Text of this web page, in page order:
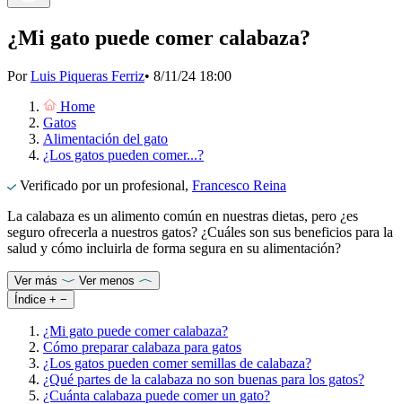
¿Mi gato puede comer calabaza?
PorLuis Piqueras Ferriz• 8/11/24 18:00
Home
Gatos
Alimentación del gato
¿Los gatos pueden comer...?
Verificado por un profesional, Francesco Reina
La calabaza es un alimento común en nuestras dietas, pero ¿es
seguro ofrecerla a nuestros gatos? ¿Cuáles son sus beneficios para la
salud y cómo incluirla de forma segura en su alimentación?
Ver más
Ver menos
Índice + −
¿Mi gato puede comer calabaza?
Cómo preparar calabaza para gatos
¿Los gatos pueden comer semillas de calabaza?
¿Qué partes de la calabaza no son buenas para los gatos?
¿Cuánta calabaza puede comer un gato?